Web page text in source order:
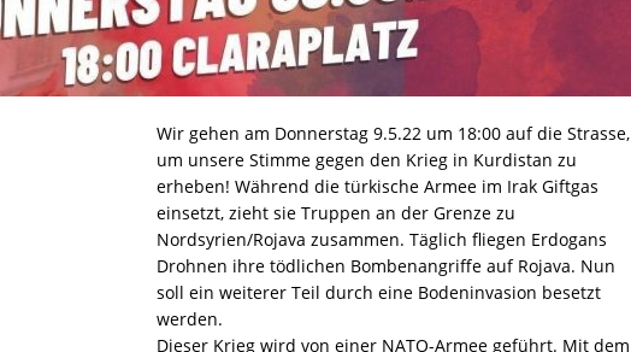
Wir gehen am Donnerstag 9.5.22 um 18:00 auf die Strasse,
um unsere Stimme gegen den Krieg in Kurdistan zu
erheben! Während die türkische Armee im Irak Giftgas
einsetzt, zieht sie Truppen an der Grenze zu
Nordsyrien/Rojava zusammen. Täglich fliegen Erdogans
Drohnen ihre tödlichen Bombenangriffe auf Rojava. Nun
soll ein weiterer Teil durch eine Bodeninvasion besetzt
werden.
Dieser Krieg wird von einer NATO-Armee geführt. Mit dem